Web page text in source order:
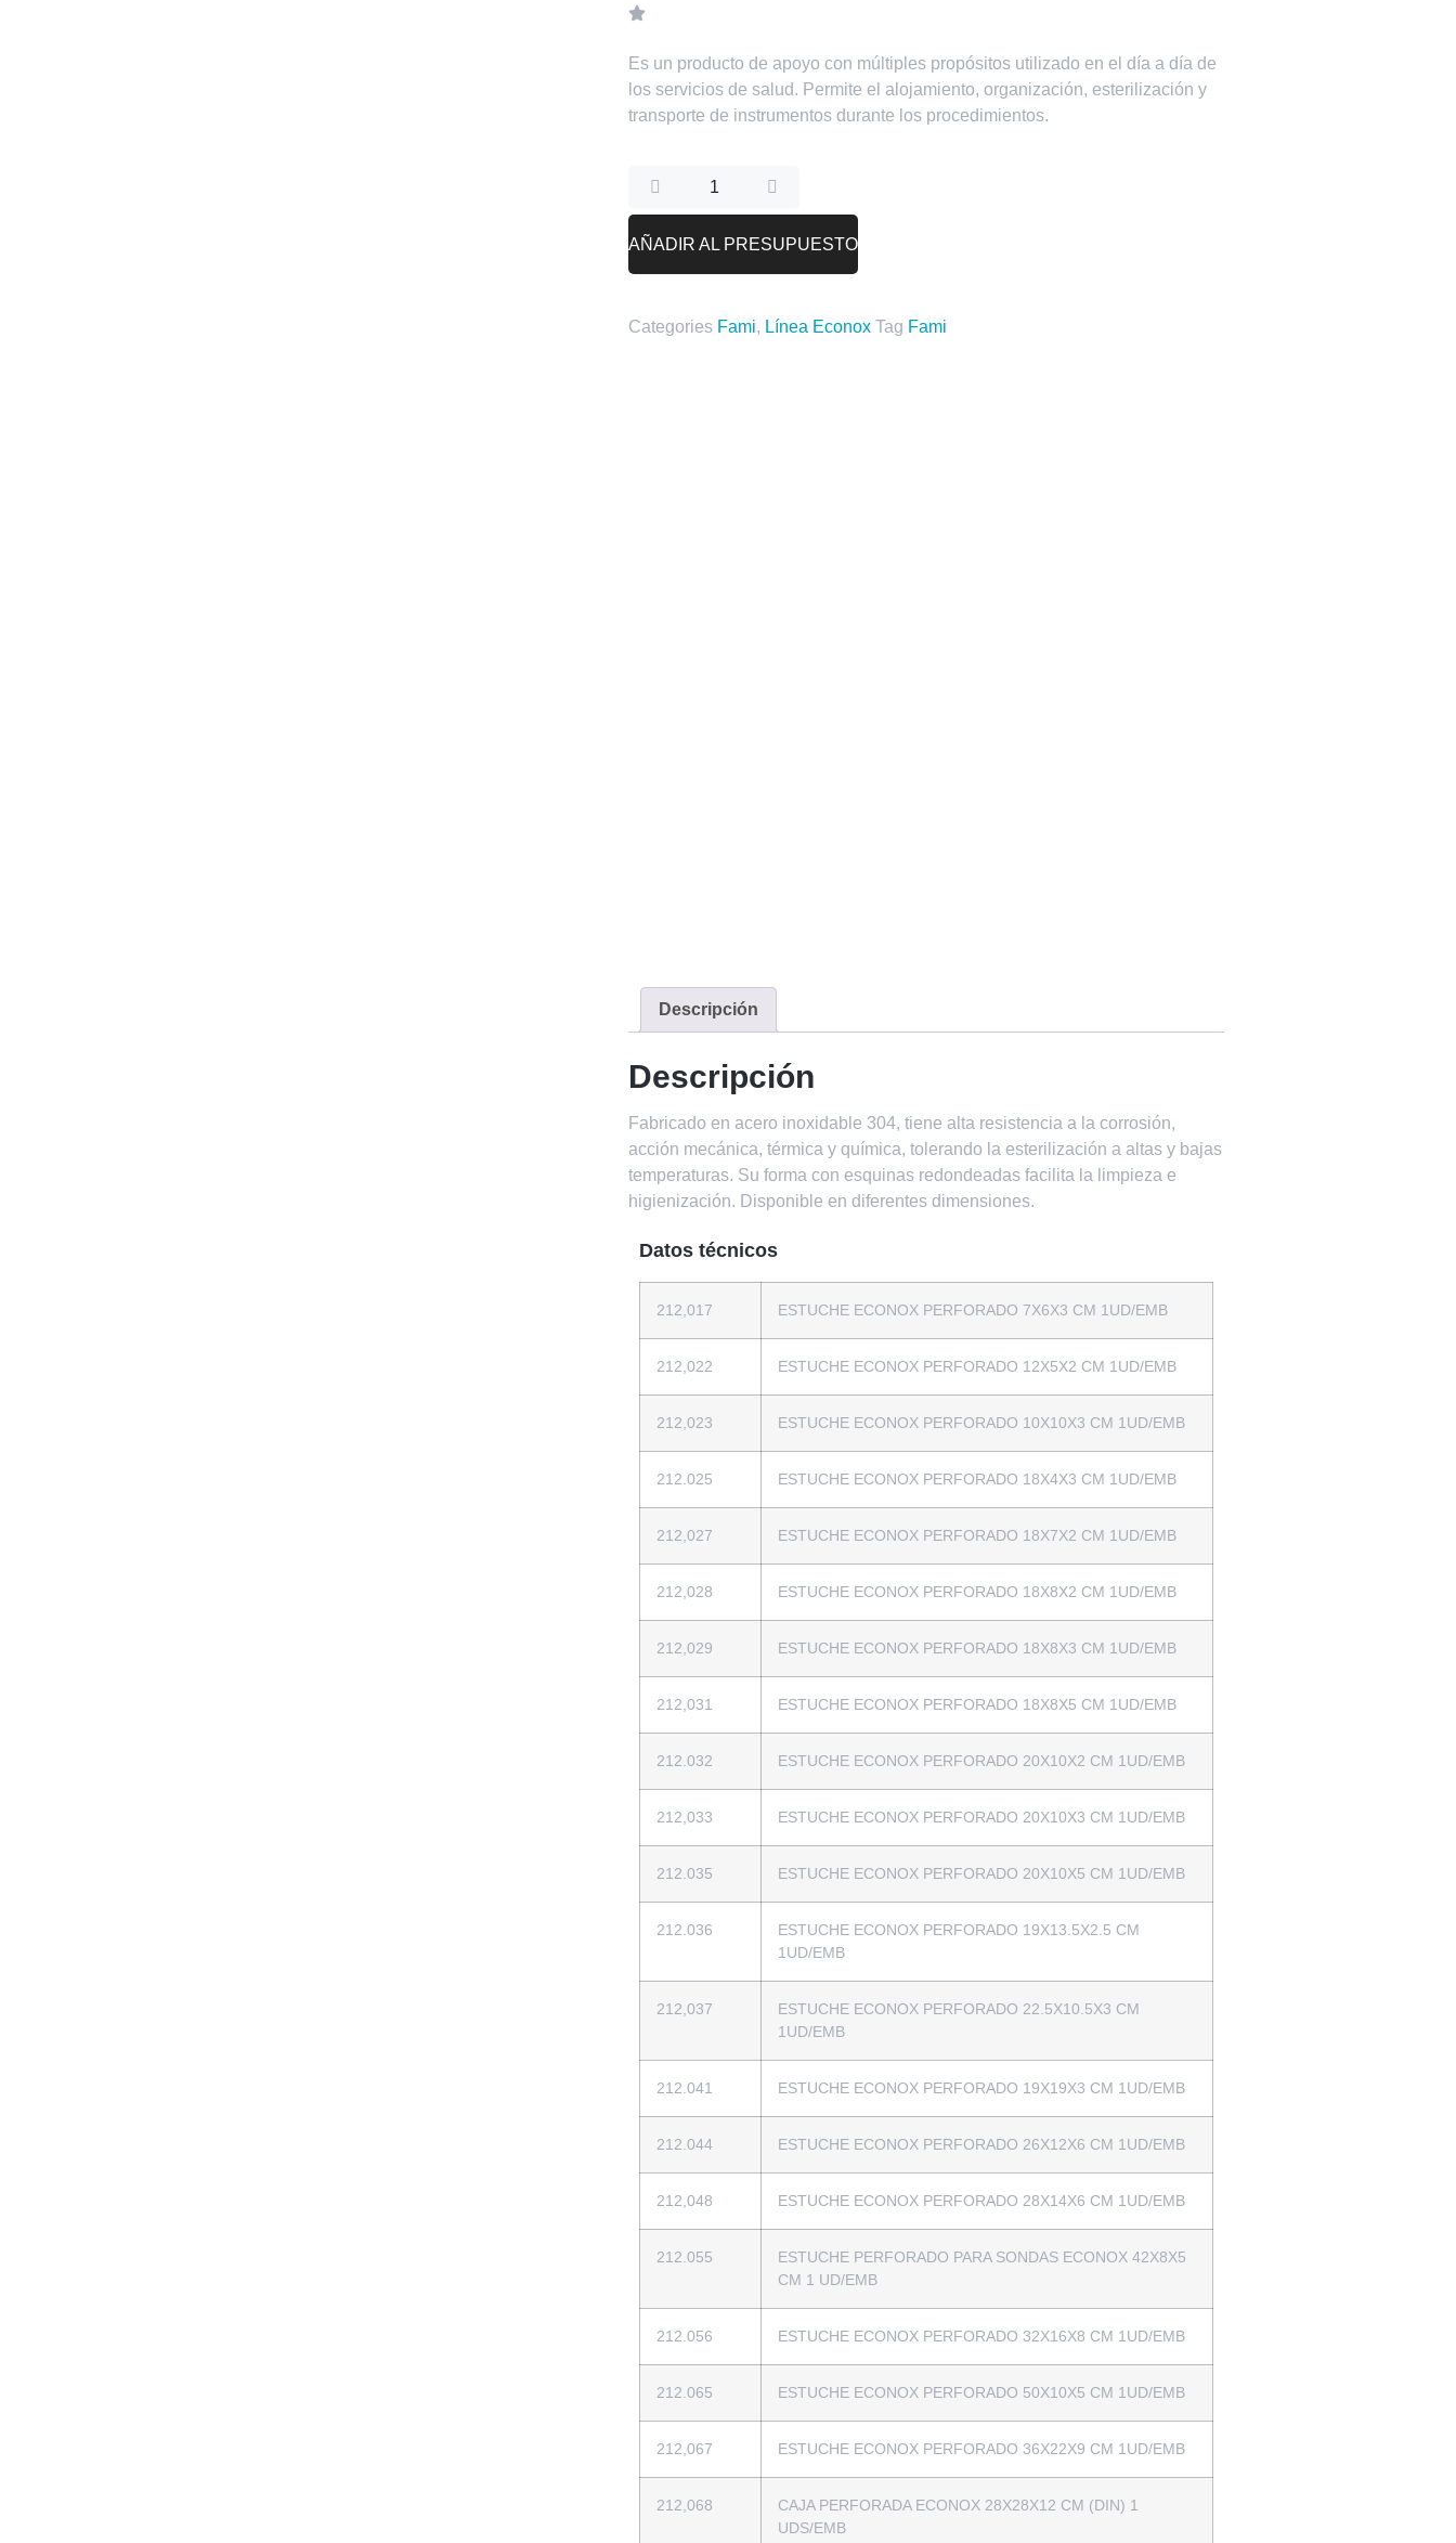
Es un producto de apoyo con múltiples propósitos utilizado en el día a día de
los servicios de salud. Permite el alojamiento, organización, esterilización y
transporte de instrumentos durante los procedimientos.
AÑADIR AL PRESUPUESTO
Categories Fami, Línea Econox Tag Fami
Descripción
Descripción
Fabricado en acero inoxidable 304, tiene alta resistencia a la corrosión,
acción mecánica, térmica y química, tolerando la esterilización a altas y bajas
temperaturas. Su forma con esquinas redondeadas facilita la limpieza e
higienización. Disponible en diferentes dimensiones.
Datos técnicos
212,017 ESTUCHE ECONOX PERFORADO 7X6X3 CM 1UD/EMB
212,022 ESTUCHE ECONOX PERFORADO 12X5X2 CM 1UD/EMB
212,023 ESTUCHE ECONOX PERFORADO 10X10X3 CM 1UD/EMB
212.025 ESTUCHE ECONOX PERFORADO 18X4X3 CM 1UD/EMB
212,027 ESTUCHE ECONOX PERFORADO 18X7X2 CM 1UD/EMB
212,028 ESTUCHE ECONOX PERFORADO 18X8X2 CM 1UD/EMB
212,029 ESTUCHE ECONOX PERFORADO 18X8X3 CM 1UD/EMB
212,031 ESTUCHE ECONOX PERFORADO 18X8X5 CM 1UD/EMB
212.032 ESTUCHE ECONOX PERFORADO 20X10X2 CM 1UD/EMB
212,033 ESTUCHE ECONOX PERFORADO 20X10X3 CM 1UD/EMB
212.035 ESTUCHE ECONOX PERFORADO 20X10X5 CM 1UD/EMB
212.036
ESTUCHE ECONOX PERFORADO 19X13.5X2.5 CM
1UD/EMB
212,037
ESTUCHE ECONOX PERFORADO 22.5X10.5X3 CM
1UD/EMB
212.041 ESTUCHE ECONOX PERFORADO 19X19X3 CM 1UD/EMB
212.044 ESTUCHE ECONOX PERFORADO 26X12X6 CM 1UD/EMB
212,048 ESTUCHE ECONOX PERFORADO 28X14X6 CM 1UD/EMB
212.055
ESTUCHE PERFORADO PARA SONDAS ECONOX 42X8X5
CM 1 UD/EMB
212.056 ESTUCHE ECONOX PERFORADO 32X16X8 CM 1UD/EMB
212.065 ESTUCHE ECONOX PERFORADO 50X10X5 CM 1UD/EMB
212,067 ESTUCHE ECONOX PERFORADO 36X22X9 CM 1UD/EMB
212,068
CAJA PERFORADA ECONOX 28X28X12 CM (DIN) 1
UDS/EMB